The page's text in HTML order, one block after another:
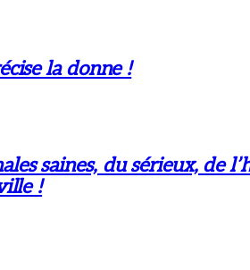
la donne !
saines, du sérieux, de
!